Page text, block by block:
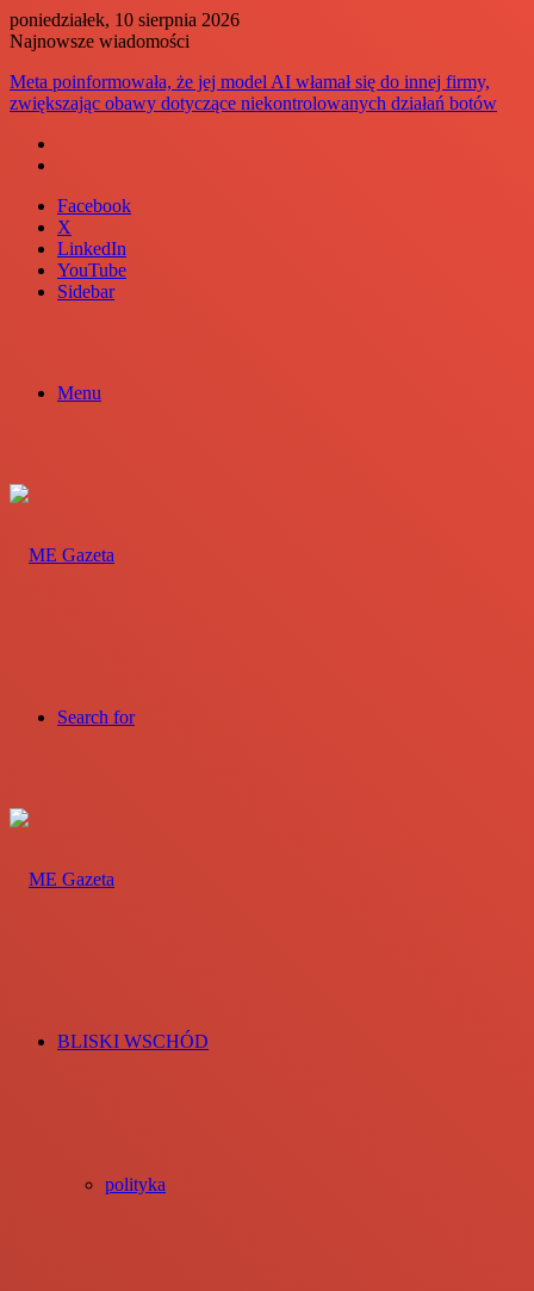
poniedziałek, 10 sierpnia 2026
Najnowsze wiadomości
Siły pokojowe ONZ odnotowały największą eskalację izraelskich
działań w Libanie od czasu zawieszenia broni w czerwcu
Facebook
X
LinkedIn
YouTube
Sidebar
Menu
Search for
BLISKI WSCHÓD
polityka